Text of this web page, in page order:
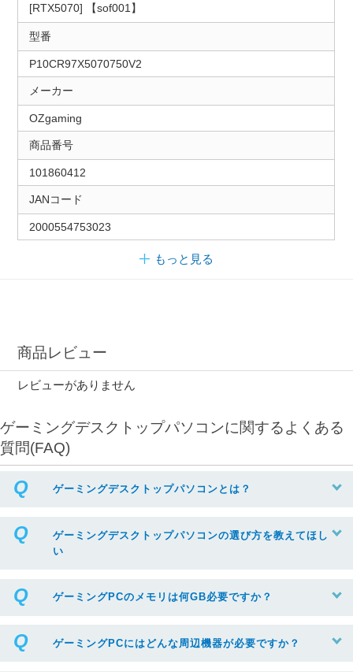
[RTX5070] 【sof001】
型番
P10CR97X5070750V2
メーカー
OZgaming
商品番号
101860412
JANコード
2000554753023
もっと見る
商品レビュー
レビューがありません
ゲーミングデスクトップパソコンに関するよくある
質問(FAQ)
ゲーミングデスクトップパソコンとは？
ゲーミングデスクトップパソコンの選び方を教えてほし
い
ゲーミングPCのメモリは何GB必要ですか？
ゲーミングPCにはどんな周辺機器が必要ですか？